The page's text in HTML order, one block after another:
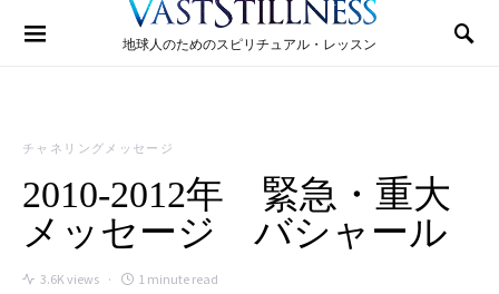
地球人のためのスピリチュアル・レッスン
Search for:
チャネリングメッセージ
2010-2012年 緊急・重大
メッセージ バシャール
3.6K views 1 minute read